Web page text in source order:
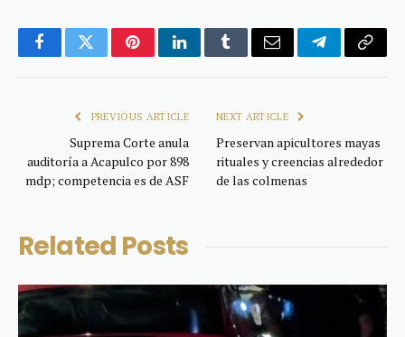
FacebookTwitterPinterestLinkedInTumblrEmail TelegramCopy
PREVIOUS ARTICLE
Suprema Corte anula
auditoría a Acapulco por 898
mdp; competencia es de ASF
NEXT ARTICLE
Preservan apicultores mayas
rituales y creencias alrededor
de las colmenas
Related Posts